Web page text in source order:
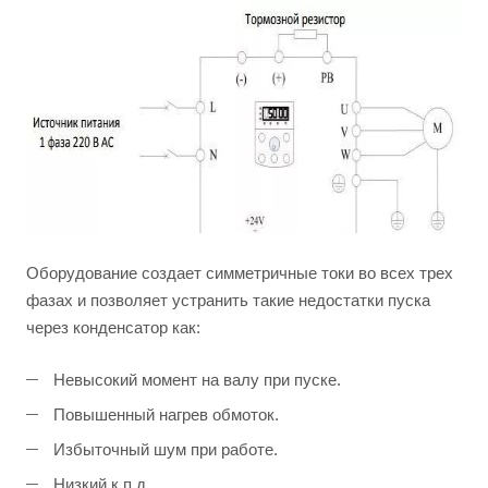
Оборудование создает симметричные токи во всех трех
фазах и позволяет устранить такие недостатки пуска
через конденсатор как:
Невысокий момент на валу при пуске.
Повышенный нагрев обмоток.
Избыточный шум при работе.
Низкий к.п.д.